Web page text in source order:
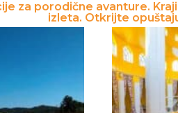
za porodične avanture.
izleta. Otkrijte